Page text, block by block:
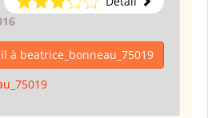
à beatrice_bonneau_75019